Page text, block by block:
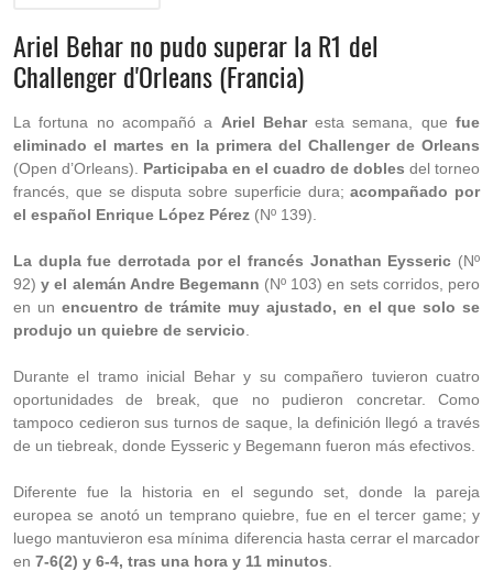
Ariel Behar no pudo superar la R1 del
Challenger d'Orleans (Francia)
La fortuna no acompañó a Ariel Beharesta semana, quefue
eliminado el martes en la primera del Challenger de Orleans
(Open d’Orleans). Participaba en el cuadro de dobles del torneo
francés, que se disputa sobre superficie dura;acompañado por
el español Enrique López Pérez (Nº 139).
La dupla fue derrotada por el francés Jonathan Eysseric (Nº
92)y el alemán Andre Begemann (Nº 103) en sets corridos, pero
en un encuentro de trámite muy ajustado, en el que solo se
produjo un quiebre de servicio
Durante el tramo inicial Behar y su compañero tuvieron cuatro
oportunidades de break, que no pudieron concretar. Como
tampoco cedieron sus turnos de saque, la definición llegó a través
de un tiebreak, donde Eysseric y Begemann fueron más efectivos.
Diferente fue la historia en el segundo set, donde la pareja
europea se anotó un temprano quiebre, fue en el tercer game; y
luego mantuvieron esa mínima diferencia hasta cerrar el marcador
en 7-6(2) y 6-4, tras una hora y 11 minutos